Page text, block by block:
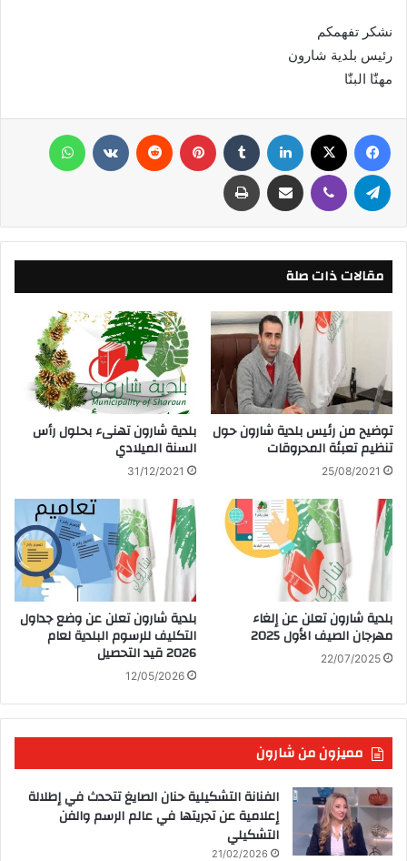
نشكر تفهمكم
رئيس بلدية شارون
مهنّٰا البنّٰا
مقالات ذات صلة
توضيح من رئيس بلدية شارون حول
تنظيم تعبئة المحروقات
25/08/2021
بلدية شارون تهنىء بحلول رأس
السنة الميلادي
31/12/2021
بلدية شارون تعلن عن إلغاء
مهرجان الصيف الأول 2025
22/07/2025
بلدية شارون تعلن عن وضع جداول
التكليف للرسوم البلدية لعام
2026 قيد التحصيل
12/05/2026
مميزون من شارون
الفنانة التشكيلية حنان الصايغ تتحدث في إطلالة
إعلامية عن تجريتها في عالم الرسم والفن
التشكيلي
21/02/2026